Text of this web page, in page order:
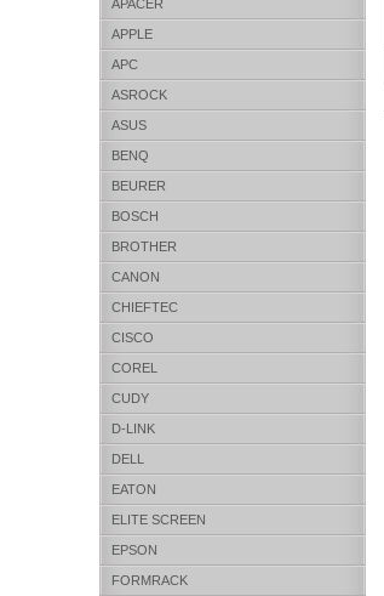
APACER
APPLE
APC
ASROCK
ASUS
BENQ
BEURER
BOSCH
BROTHER
CANON
CHIEFTEC
CISCO
COREL
CUDY
D-LINK
DELL
EATON
ELITE SCREEN
EPSON
FORMRACK